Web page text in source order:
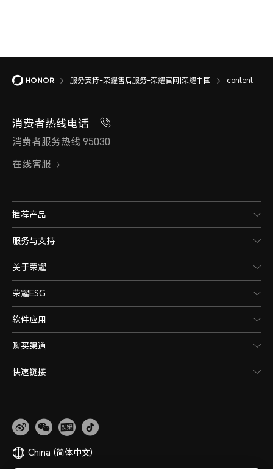
服务支持-荣耀售后服务-荣耀官网|荣耀中国 content
消费者热线电话
消费者服务热线 95030
在线客服
推荐产品
服务与支持
关于荣耀
荣耀ESG
软件应用
购买渠道
快速链接
China (简体中文)